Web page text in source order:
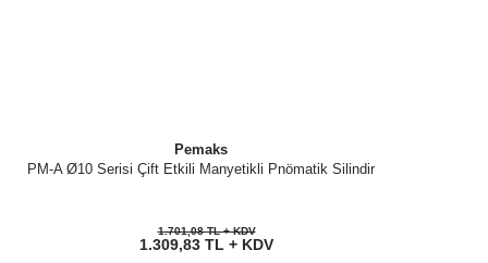
Pemaks
PM-A Ø10 Serisi Çift Etkili Manyetikli Pnömatik Silindir
1.701,08 TL + KDV
1.309,83 TL + KDV